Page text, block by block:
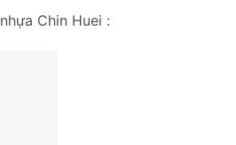
Chin Huei :